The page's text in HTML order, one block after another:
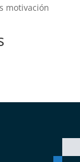
motivación